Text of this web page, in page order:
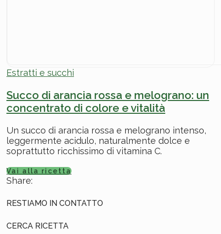
Estratti e succhi
Succo di arancia rossa e melograno: un
concentrato di colore e vitalità
Un succo di arancia rossa e melograno intenso,
leggermente acidulo, naturalmente dolce e
soprattutto ricchissimo di vitamina C.
Vai alla ricetta
Share:
RESTIAMO IN CONTATTO
CERCA RICETTA